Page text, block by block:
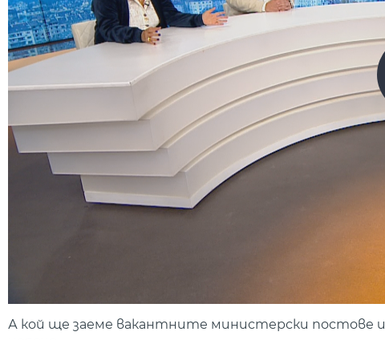
А кой ще заеме вакантните министерски постове